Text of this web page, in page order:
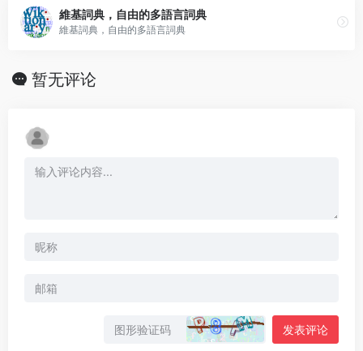
維基詞典，自由的多語言詞典
維基詞典，自由的多語言詞典
暂无评论
发表评论